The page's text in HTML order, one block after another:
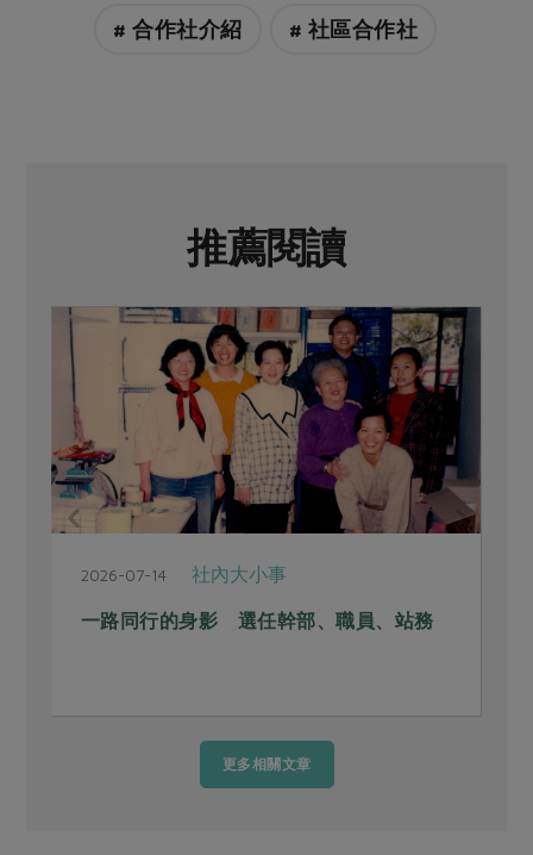
# 合作社介紹 # 社區合作社
推薦閱讀
2026-07-14 社內大小事
一路同行的身影 選任幹部、職員、站務
更多相關文章